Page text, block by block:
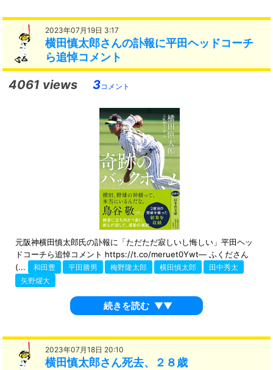
2023年07月19日 3:17
横田慎太郎さんの訃報に平田ヘッドコーチ
ら追悼コメント
4061 views 3コメント
元阪神横田慎太郎氏の訃報に「ただただ寂しいし悔しい」平田ヘッ
ドコーチら追悼コメント https://t.co/meruet0Ywt— ふくださん
(...
和田豊 平田勝男 梅野隆太郎 横田慎太郎
田中秀太
矢野燿大
続きを読む ▼▼
2023年07月18日 20:10
横田慎太郎さん死去、２８歳